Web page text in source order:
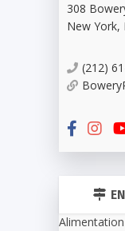
308
New York,
(212)
Alimentation